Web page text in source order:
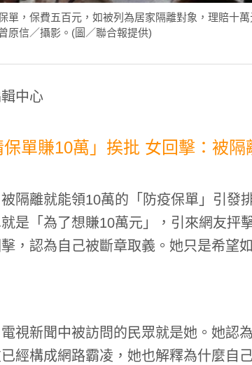
單，保費五百元，如被列為居家隔離對象，理賠十
原信／攝影。(圖／聯合報提供)
中心
單賺10萬」挨批 女回擊：被隔
隔離就能領10萬的「防疫保單」引發
是「為了想賺10萬元」，引來網友抨
，認為自己被斷章取義。她只是希望
視新聞中被訪問的民眾就是她。她認
經構成網路霸凌，她也解釋為什麼自